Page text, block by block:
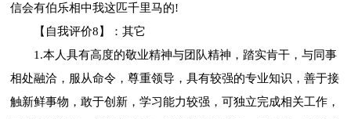
信会有伯乐相中我这匹千里马的!
【自我评价8】：其它
1.本人具有高度的敬业精神与团队精神，踏实肯干，与同事
相处融洽，服从命令，尊重领导，具有较强的专业知识，善于接
触新鲜事物，敢于创新，学习能力较强，可独立完成相关工作，